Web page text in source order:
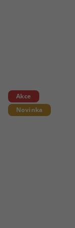
Akce
Novinka